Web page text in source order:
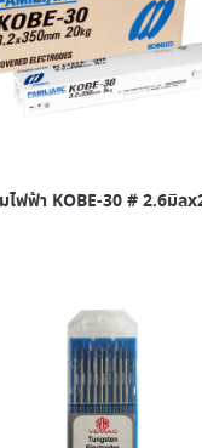
ไฟฟ้า KOBE-30 # 2.6มิล